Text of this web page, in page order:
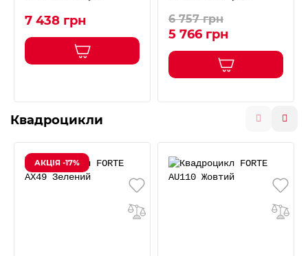
7 438 грн 6 757 грн
5 766 грн
Квадроцикли
АКЦІЯ -17%